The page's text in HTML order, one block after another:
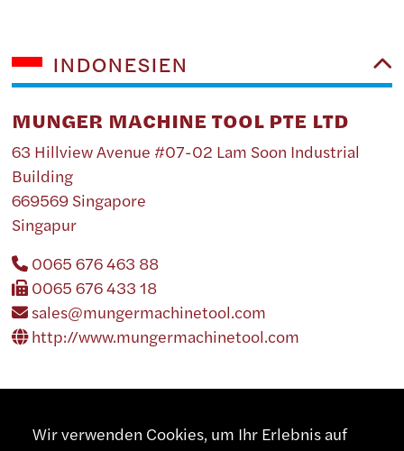
INDONESIEN
MUNGER MACHINE TOOL PTE LTD
63 Hillview Avenue #07-02 Lam Soon Industrial
Building
669569 Singapore
Singapur
0065 676 463 88
0065 676 433 18
sales@mungermachinetool.com
http://www.mungermachinetool.com
Wir verwenden Cookies, um Ihr Erlebnis auf